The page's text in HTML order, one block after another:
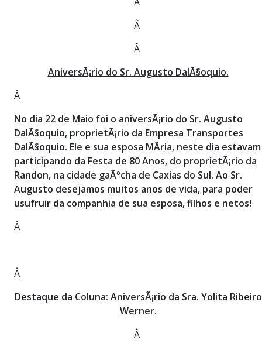
Â
Â
AniversÃ¡rio do Sr. Augusto DalÃ§oquio.
Â
No dia 22 de Maio foi o aniversÃ¡rio do Sr. Augusto
DalÃ§oquio, proprietÃ¡rio da Empresa Transportes
DalÃ§oquio. Ele e sua esposa MÃ­ria, neste dia estavam
participando da Festa de 80 Anos, do proprietÃ¡rio da
Randon, na cidade gaÃºcha de Caxias do Sul. Ao Sr.
Augusto desejamos muitos anos de vida, para poder
usufruir da companhia de sua esposa, filhos e netos!
Â
Â
Destaque da Coluna: AniversÃ¡rio da Sra. Yolita Ribeiro
Werner.
Â